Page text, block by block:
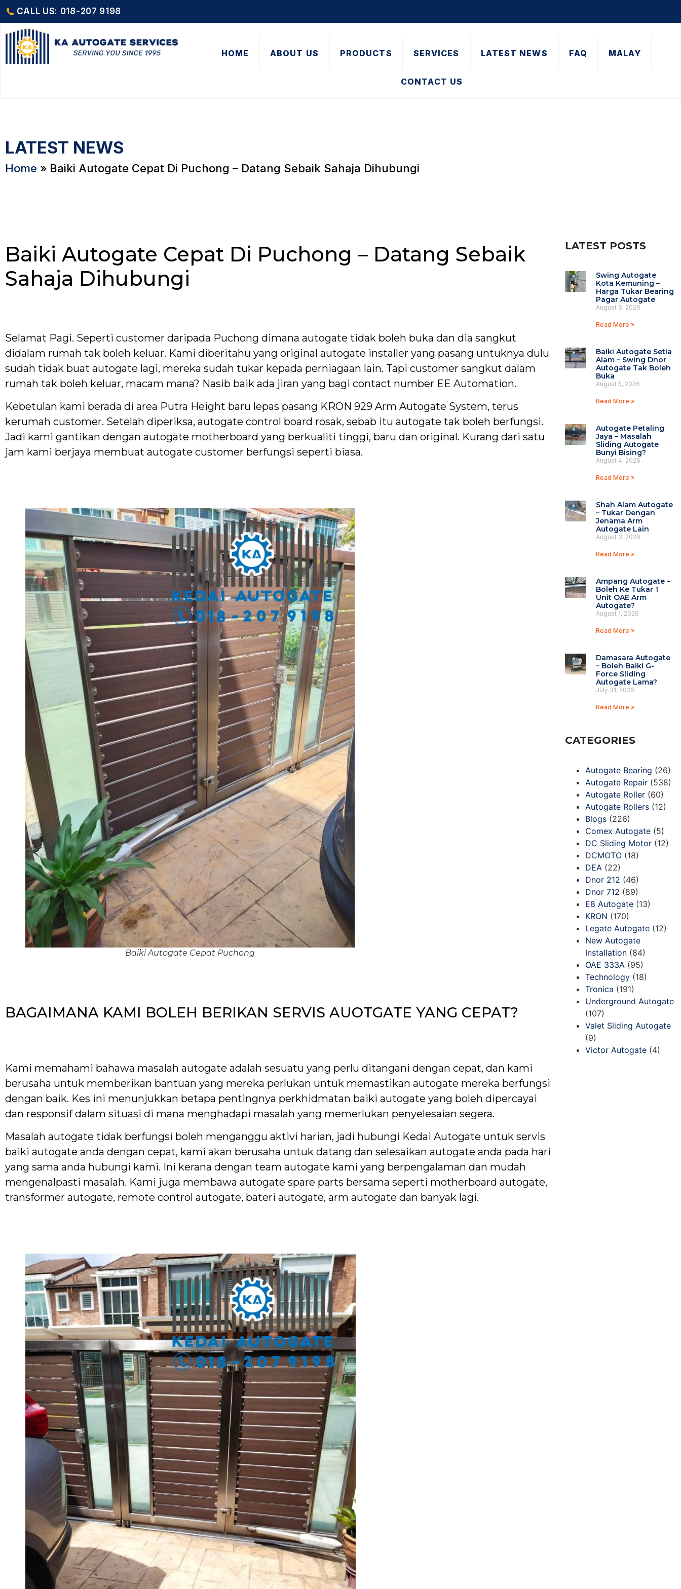
CALL US: 018-207 9198
HOME ABOUT US PRODUCTS SERVICES LATEST NEWS FAQ MALAY
CONTACT US
LATEST NEWS
Home » Baiki Autogate Cepat Di Puchong – Datang Sebaik Sahaja Dihubungi
Baiki Autogate Cepat Di Puchong – Datang Sebaik
Sahaja Dihubungi
Selamat Pagi. Seperti customer daripada Puchong dimana autogate tidak boleh buka dan dia sangkut
didalam rumah tak boleh keluar. Kami diberitahu yang original autogate installer yang pasang untuknya dulu
sudah tidak buat autogate lagi, mereka sudah tukar kepada perniagaan lain. Tapi customer sangkut dalam
rumah tak boleh keluar, macam mana? Nasib baik ada jiran yang bagi contact number EE Automation.
Kebetulan kami berada di area Putra Height baru lepas pasang KRON 929 Arm Autogate System, terus
kerumah customer. Setelah diperiksa, autogate control board rosak, sebab itu autogate tak boleh berfungsi.
Jadi kami gantikan dengan autogate motherboard yang berkualiti tinggi, baru dan original. Kurang dari satu
jam kami berjaya membuat autogate customer berfungsi seperti biasa.
Baiki Autogate Cepat Puchong
BAGAIMANA KAMI BOLEH BERIKAN SERVIS AUOTGATE YANG CEPAT?
Kami memahami bahawa masalah autogate adalah sesuatu yang perlu ditangani dengan cepat, dan kami
berusaha untuk memberikan bantuan yang mereka perlukan untuk memastikan autogate mereka berfungsi
dengan baik. Kes ini menunjukkan betapa pentingnya perkhidmatan baiki autogate yang boleh dipercayai
dan responsif dalam situasi di mana menghadapi masalah yang memerlukan penyelesaian segera.
Masalah autogate tidak berfungsi boleh menganggu aktivi harian, jadi hubungi Kedai Autogate untuk servis
baiki autogate anda dengan cepat, kami akan berusaha untuk datang dan selesaikan autogate anda pada hari
yang sama anda hubungi kami. Ini kerana dengan team autogate kami yang berpengalaman dan mudah
mengenalpasti masalah. Kami juga membawa autogate spare parts bersama seperti motherboard autogate,
transformer autogate, remote control autogate, bateri autogate, arm autogate dan banyak lagi.
LATEST POSTS
Swing Autogate
Kota Kemuning –
Harga Tukar Bearing
Pagar Autogate
August 6, 2026
Read More »
Baiki Autogate Setia
Alam – Swing Dnor
Autogate Tak Boleh
Buka
August 5, 2026
Read More »
Autogate Petaling
Jaya – Masalah
Sliding Autogate
Bunyi Bising?
August 4, 2026
Read More »
Shah Alam Autogate
– Tukar Dengan
Jenama Arm
Autogate Lain
August 3, 2026
Read More »
Ampang Autogate –
Boleh Ke Tukar 1
Unit OAE Arm
Autogate?
August 1, 2026
Read More »
Damasara Autogate
– Boleh Baiki G-
Force Sliding
Autogate Lama?
July 31, 2026
Read More »
CATEGORIES
Autogate Bearing (26)
Autogate Repair(538)
Autogate Roller(60)
Autogate Rollers(12)
Blogs(226)
Comex Autogate(5)
DC Sliding Motor(12)
DCMOTO(18)
DEA(22)
Dnor 212 (46)
Dnor 712 (89)
E8 Autogate(13)
KRON (170)
Legate Autogate(12)
New Autogate
Installation(84)
OAE 333A(95)
Technology(18)
Tronica (191)
Underground Autogate
(107)
Valet Sliding Autogate
(9)
Victor Autogate(4)